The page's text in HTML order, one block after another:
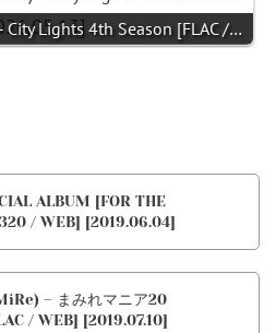
City Lights 4th Season [FLAC /…
ALBUM [FOR THE
/ WEB] [2019.06.04]
– まみれマニア20
/ WEB] [2019.07.10]